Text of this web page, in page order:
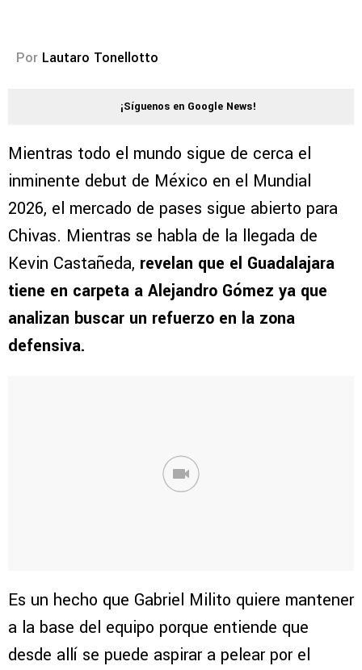
Por Lautaro Tonellotto
¡Síguenos en Google News!
Mientras todo el mundo sigue de cerca el
inminente debut de México en el Mundial
2026, el mercado de pases sigue abierto para
Chivas. Mientras se habla de la llegada de
Kevin Castañeda, revelan que el Guadalajara
tiene en carpeta a Alejandro Gómez ya que
analizan buscar un refuerzo en la zona
defensiva.
Es un hecho que Gabriel Milito quiere mantener
a la base del equipo porque entiende que
desde allí se puede aspirar a pelear por el